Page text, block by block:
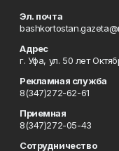
Эл. почта
Адрес
г. Уфа, ул. 50 лет
Рекламная служба
8(347)272-62-61
Приемная
8(347)272-05-43
Сотрудничество